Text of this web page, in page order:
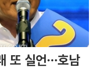
또 실언…호남